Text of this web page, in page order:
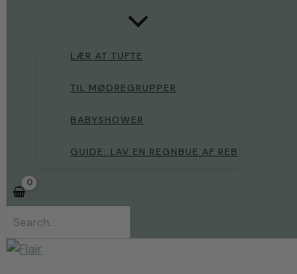
LÆR AT TUFTE
TIL MØDREGRUPPER
BABYSHOWER
GUIDE: LAV EN REGNBUE AF REB
efter: